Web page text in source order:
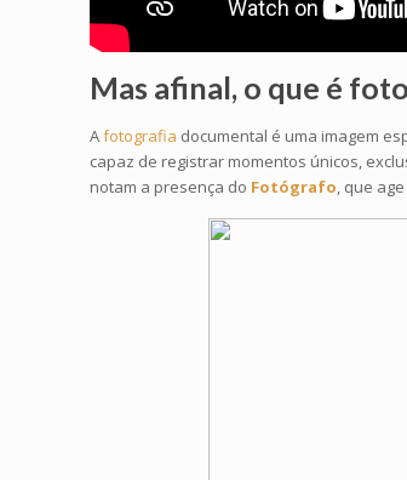
Mas afinal, o que é
Afotografia documental é uma imagem
capaz de registrar momentos únicos,
notam a presença do Fotógrafo, que